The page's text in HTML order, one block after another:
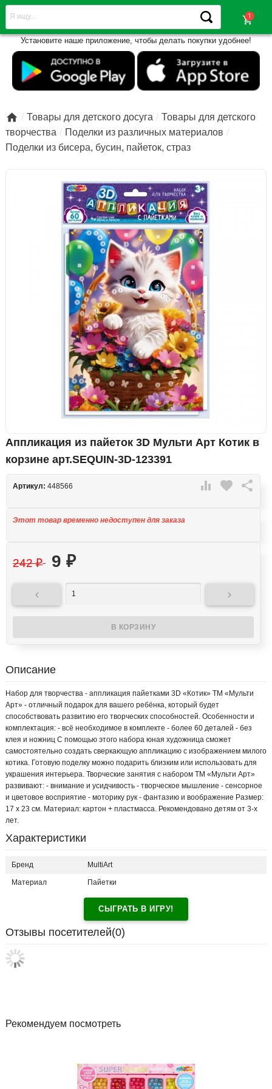
shopping_cart
Установите наше приложение, чтобы делать покупки удобнее!
 Товары для детского досуга
Товары для детского
творчества
Поделки из различных материалов
Поделки из бисера, бусин, пайеток, страз
Аппликация из пайеток 3D Мульти Арт Котик в
корзине арт.SEQUIN-3D-123391
 favorite 
Артикул: 448566
Этот товар временно недоступен для заказа
242₽ 9 ₽
 
Описание
Набор для творчества - аппликация пайетками 3D «Котик» ТМ «Мульти
Арт» - отличный подарок для вашего ребёнка, который будет
способствовать развитию его творческих способностей. Особенности и
комплектация: - всё необходимое в комплекте - более 60 деталей - без
клея и ножниц С помощью этого набора юная художница сможет
самостоятельно создать сверкающую аппликацию с изображением милого
котика. Готовую поделку можно подарить близким или использовать для
украшения интерьера. Творческие занятия с набором ТМ «Мульти Арт»
развивают: - внимание и усидчивость - творческое мышление - сенсорное
и цветовое восприятие - моторику рук - фантазию и воображение Размер:
17 х 23 см. Материал: картон + пластмасса. Рекомендовано детям от 3-х
лет.
Характеристики
Бренд MultiArt
Материал Пайетки
СЫГРАТЬ В ИГРУ!
Отзывы посетителей(0)
Рекомендуем посмотреть